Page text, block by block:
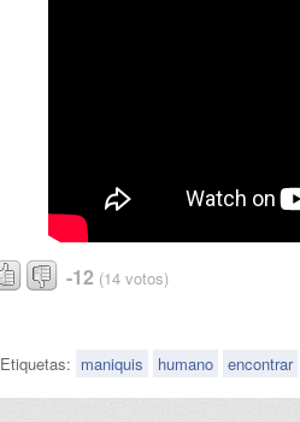
-12 (14 votos)
Etiquetas: maniquis humano encontrar